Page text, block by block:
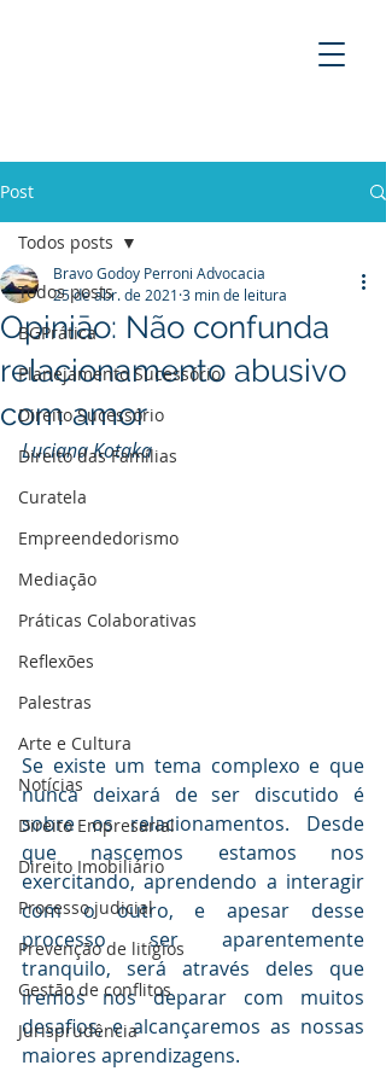
Post
Todos posts
BGPrática
Planejamento Sucessório
Direito Sucessório
Direito das Famílias
Curatela
Empreendedorismo
Mediaçāo
Práticas Colaborativas
Reflexões
Palestras
Arte e Cultura
Notícias
Direito Empresarial
Direito Imobiliário
Processo judicial
Prevenção de litígios
Gestāo de conflitos
Jurisprudência
Todos posts
Opiniāo: Não confunda
relacionamento abusivo
com amor
Bravo Godoy Perroni Advocacia
25 de abr. de 2021 3 min de leitura
Luciana Kotaka
Se existe um tema complexo e que
nunca deixará de ser discutido é
sobre os relacionamentos. Desde
que nascemos estamos nos
exercitando, aprendendo a interagir
com o outro, e apesar desse
processo ser aparentemente
tranquilo, será através deles que
iremos nos deparar com muitos
desafios, e alcançaremos as nossas
maiores aprendizagens.